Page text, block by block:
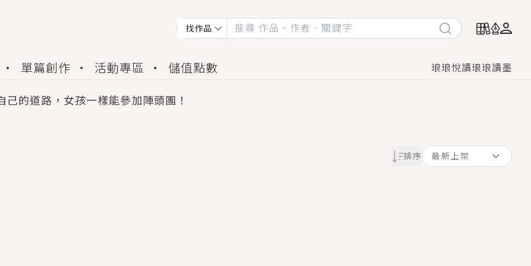
找作品
單篇創作 活動專區 儲值點數 琅琅悅讀琅琅讀墨
的道路，女孩一樣能參加陣頭團！
得豐富廣宣資源、專屬服務與獨享福利！
，你哭什麼？》追妻火葬場！前夫失憶移情別戀，她頭也不回找新歡，他居然還後悔了？
檸檬的香氣、互相愛慕的兩位少女，今夏最推純愛GL漫畫！
世界觀，無法抗拒的吸引力，已中毒Σ>―(〃°ω°〃)♡→
房子模型，但現實中買下的竟是屬於他的停屍櫃？！
自己也無法改變的永恆， 他的一生將不由自主追逐著她……
排序 最新上架